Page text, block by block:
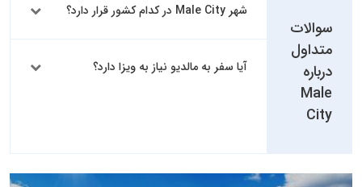
سوالات
متداول
درباره
Male
City
شهر Male City در کدام کشور قرار دارد؟
آیا سفر به مالدیو نیاز به ویزا دارد؟